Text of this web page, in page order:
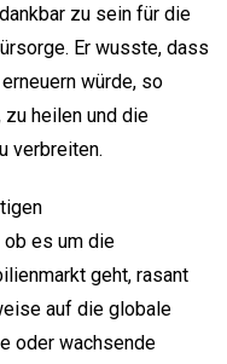
zu sein für die
Er wusste, dass
würde, so
heilen und die
verbreiten.
ob es um die
geht, rasant
auf die globale
oder wachsende